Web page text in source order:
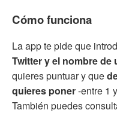
Cómo funciona
La app te pide que
Twitter y el nombre
quieres puntuar y que
quieres poner-entre 1
También puedes